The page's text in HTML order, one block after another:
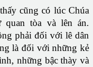
cũng có lúc Chúa
quan tòa và lên án.
phải đối với lê dân
là đối với những kẻ
những bậc thày và